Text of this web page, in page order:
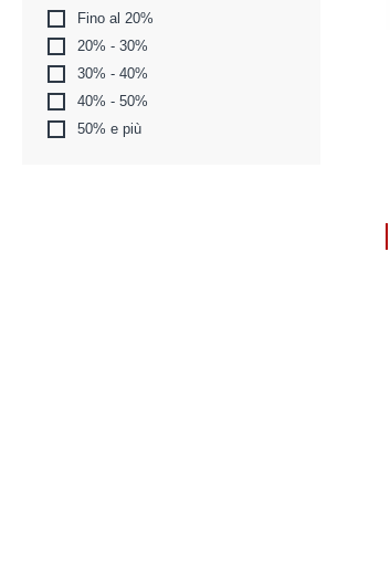
Fino al 20%
20% - 30%
30% - 40%
40% - 50%
50% e più